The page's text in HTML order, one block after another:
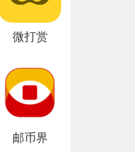
微打赏
邮币界